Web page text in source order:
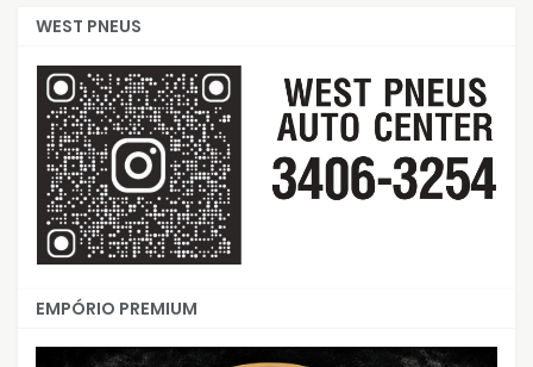
WEST PNEUS
EMPÓRIO PREMIUM